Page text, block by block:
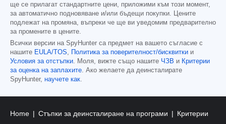
ще се прилагат стандартните цени, приложими към този момент,
за автоматично подновяване и/или бъдещи покупки. Цените
подлежат на промяна, въпреки че ще ви уведомим предварително
за промените в цените.
Всички версии на SpyHunter са предмет на вашето съгласие с
нашите EULA/TOS Политика за поверителност/бисквитки и
Условия за отстъпки . Моля, вижте също нашите ЧЗВ и Критерии
за оценка на заплахите . Ако желаете да деинсталирате
SpyHunter, научете как
Home Стъпки за деинсталиране на програми
Критерии